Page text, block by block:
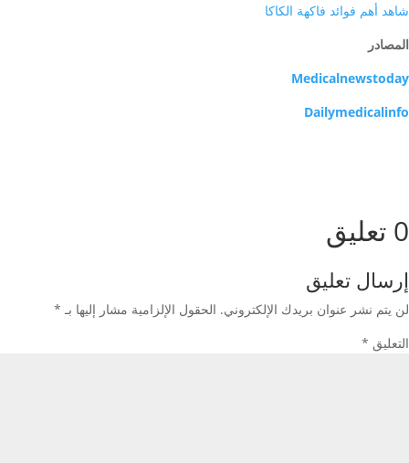
شاهد أهم فوائد فاكهة الكاكا
المصادر
Medicalnewstoday
Dailymedicalinfo
0 تعليق
إرسال تعليق
لن يتم نشر عنوان بريدك الإلكتروني. الحقول الإلزامية مشار إليها بـ *
التعليق *